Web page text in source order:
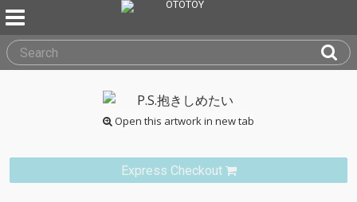
Open this artwork in new tab
Express Checkout